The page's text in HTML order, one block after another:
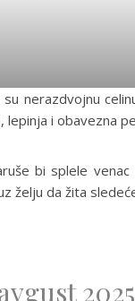
nerazdvojnu
lepinja i obavezna
bi splele
želju da žita